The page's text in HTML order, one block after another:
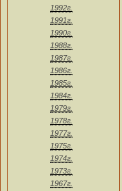
1992г.
1991г.
1990г.
1988г.
1987г.
1986г.
1985г.
1984г.
1979г.
1978г.
1977г.
1975г.
1974г.
1973г.
1967г.